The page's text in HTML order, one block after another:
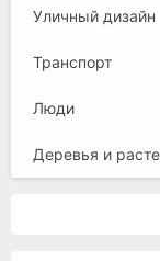
Уличный дизайн
Транспорт
Люди
Деревья и